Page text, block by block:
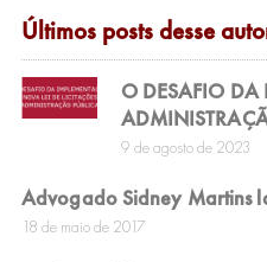
Últimos posts desse
O DESAFIO DA
9 de agosto de 2023
Advogado Sidney Martins
18 de maio de 2017